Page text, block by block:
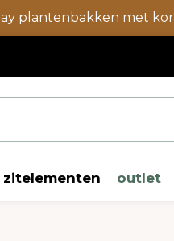
plantenbakken met
zitelementen outlet